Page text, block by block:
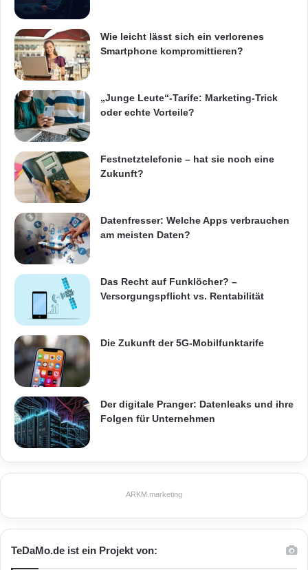
Wie leicht lässt sich ein verlorenes
Smartphone kompromittieren?
„Junge Leute“-Tarife: Marketing-Trick
oder echte Vorteile?
Festnetztelefonie – hat sie noch eine
Zukunft?
Datenfresser: Welche Apps verbrauchen
am meisten Daten?
Das Recht auf Funklöcher? –
Versorgungspflicht vs. Rentabilität
Die Zukunft der 5G-Mobilfunktarife
Der digitale Pranger: Datenleaks und ihre
Folgen für Unternehmen
ARKM.marketing
TeDaMo.de ist ein Projekt von: